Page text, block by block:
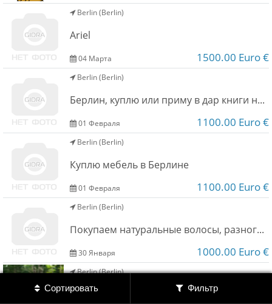
Новости и статьи
Berlin (Berlin)
Ariel
04 Марта 1500.00 Euro €
Berlin (Berlin)
Берлин, куплю или приму в дар книги на русском
01 Февраля 1100.00 Euro €
Berlin (Berlin)
Куплю мебель в Берлине
01 Февраля 1100.00 Euro €
Berlin (Berlin)
Покупаем натуральные волосы, разного возраста, длины и веса, постоянно, дорого.
30 Января 1000.00 Euro €
Berlin (Berlin)
Сортировать Фильтр